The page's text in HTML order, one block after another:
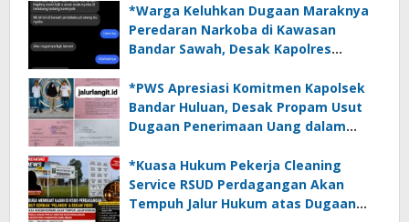
*Warga Keluhkan Dugaan Maraknya
Peredaran Narkoba di Kawasan
Bandar Sawah, Desak Kapolres
*PWS Apresiasi Komitmen Kapolsek
Bandar Huluan, Desak Propam Usut
Dugaan Penerimaan Uang dalam
*Kuasa Hukum Pekerja Cleaning
Service RSUD Perdagangan Akan
Tempuh Jalur Hukum atas Dugaan